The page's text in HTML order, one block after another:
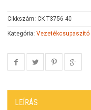
Cikkszám: CK T3756 40
Kategória: Vezetékcsupaszító
LEÍRÁS